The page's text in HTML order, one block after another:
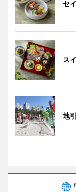
セ
ス
地